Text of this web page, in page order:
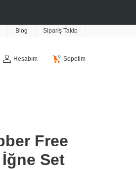
Blog Sipariş Takip
Hesabım 0 Sepetim
Free
Set